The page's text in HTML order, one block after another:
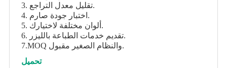
3. تقليل معدل التراجع.
4. اختبار جودة صارم.
5. ألوان مختلفة لاختيارك.
6. تقديم خدمات الطباعة بالليزر.
7.MOQ والنظام الصغير مقبول.
تحميل